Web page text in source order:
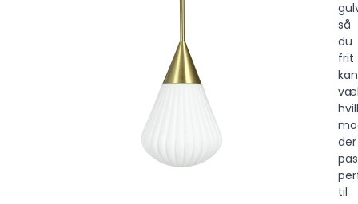
så
du
frit
kan
der
til